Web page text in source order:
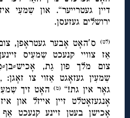
דיין געטרייער“. און שִמעִי
ירושלים געזעסן.
(לט)
ס′האָט אָבער געטראָפן,
אַז צוויי קנעכט שִמעִיס
צום מלך פון גַת,
שִמעִין געזאָגט אַזוי צו זאָגן:
גאָר אין גת!“(מ) האָט זיך
אָנגעזאָטלט זיין אייזל און
אָכישן בעטן זיינע קנעכט